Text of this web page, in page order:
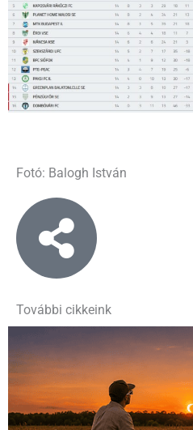
Fotó: Balogh István
További cikkeink